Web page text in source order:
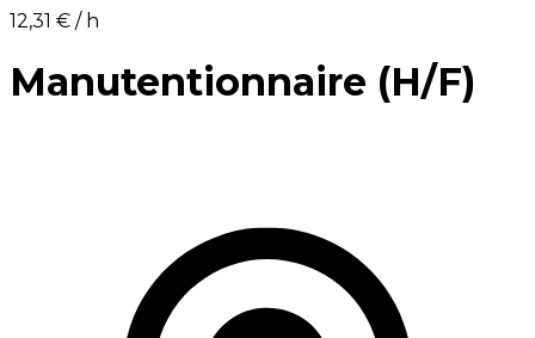
12,31 €⁩ / h
Manutentionnaire (H/F)